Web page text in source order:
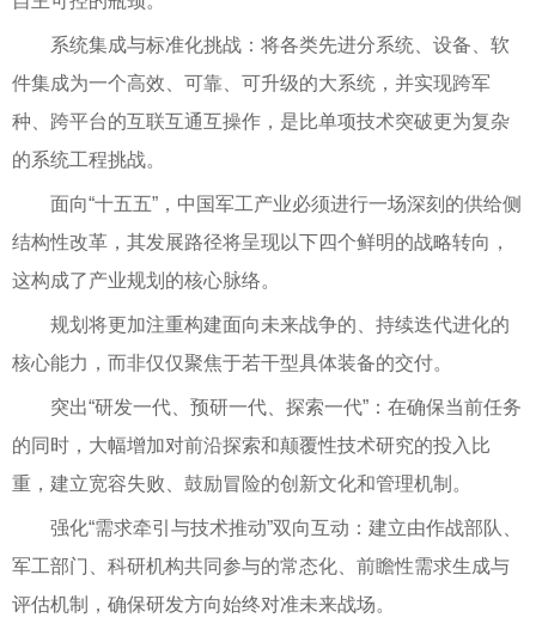
系统集成与标准化挑战：将各类先进分系统、设备、软
件集成为一个高效、可靠、可升级的大系统，并实现跨军
种、跨平台的互联互通互操作，是比单项技术突破更为复杂
的系统工程挑战。
面向“十五五”，中国军工产业必须进行一场深刻的供给侧
结构性改革，其发展路径将呈现以下四个鲜明的战略转向，
这构成了产业规划的核心脉络。
规划将更加注重构建面向未来战争的、持续迭代进化的
核心能力，而非仅仅聚焦于若干型具体装备的交付。
突出“研发一代、预研一代、探索一代”：在确保当前任务
的同时，大幅增加对前沿探索和颠覆性技术研究的投入比
重，建立宽容失败、鼓励冒险的创新文化和管理机制。
强化“需求牵引与技术推动”双向互动：建立由作战部队、
军工部门、科研机构共同参与的常态化、前瞻性需求生成与
评估机制，确保研发方向始终对准未来战场。